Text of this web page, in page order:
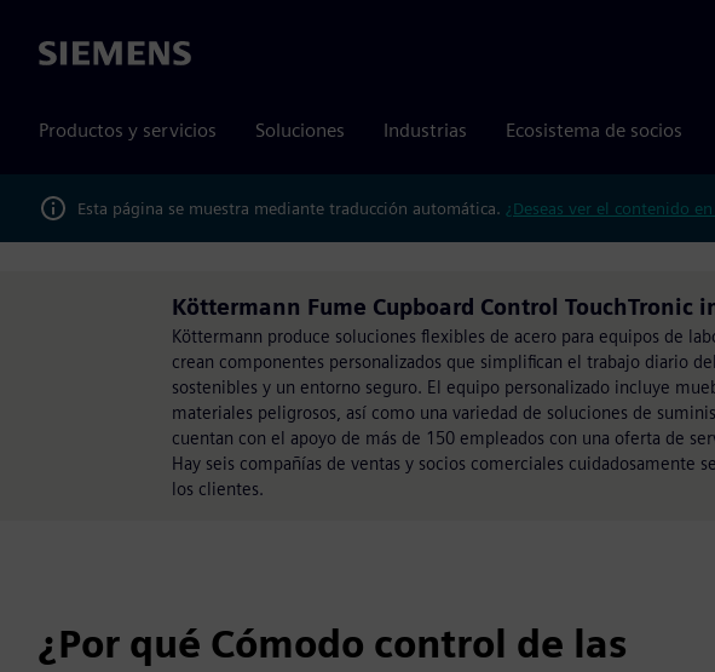
Siemens
Productos y servicios Soluciones Industrias Ecosistema de socios
Esta página se muestra mediante traducción automática. ¿Deseas ver el contenido
Köttermann Fume Cupboard Control TouchTronic
Köttermann produce soluciones flexibles de acero para equipos de
crean componentes personalizados que simplifican el trabajo diario
sostenibles y un entorno seguro. El equipo personalizado incluye
materiales peligrosos, así como una variedad de soluciones de
cuentan con el apoyo de más de 150 empleados con una oferta de
Hay seis compañías de ventas y socios comerciales
los clientes.
¿Por qué Cómodo control de las